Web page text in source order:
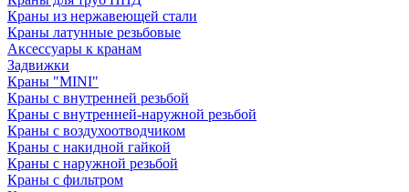
Краны из нержавеющей стали
Краны латунные резьбовые
Аксессуары к кранам
Задвижки
Краны "MINI"
Краны с внутренней резьбой
Краны с внутренней-наружной резьбой
Краны с воздухоотводчиком
Краны с накидной гайкой
Краны с наружной резьбой
Краны с фильтром